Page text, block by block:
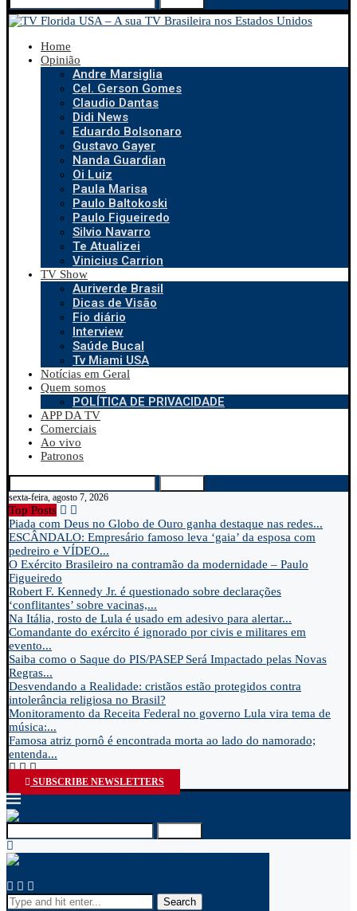
Home
Opinião
Andre Marsiglia
Cel. Gerson Gomes
Claudio Dantas
Didi News
Eduardo Bolsonaro
Gustavo Gayer
Nanda Guardian
Oi Luiz
Paula Marisa
Paulo Baltokoski
Paulo Figueiredo
Silvio Navarro
Te Atualizei
Vinicius Carrion
TV Show
Auriverde Brasil
Dicas de Visão
Fio diário
Interview
Saúde Bucal
Tv Miami USA
Notícias em Geral
Quem somos
POLÍTICA DE PRIVACIDADE
APP DA TV
Comerciais
Ao vivo
Patronos
sexta-feira, agosto 7, 2026
Top Posts
Piada com Deus no Globo de Ouro ganha destaque nas redes...
ESCÂNDALO: Empresário famoso leva ‘gaia’ da esposa com
pedreiro e VÍDEO...
O Exército Brasileiro na contramão da modernidade – Paulo
Figueiredo
Robert F. Kennedy Jr. é questionado sobre declarações
‘conflitantes’ sobre vacinas,...
Na Itália, rosto de Lula é usado em adesivo para alertar...
Comandante do exército é ignorado por civis e militares em
evento...
Saiba como o Saque do PIS/PASEP Será Impactado pelas Novas
Regras...
Desvendando a Realidade: cristãos estão protegidos contra
intolerância religiosa no Brasil?
Monitoramento da Receita Federal no governo Lula vira tema de
música:...
Famosa atriz pornô é encontrada morta ao lado do namorado;
entenda...
SUBSCRIBE NEWSLETTERS
Search